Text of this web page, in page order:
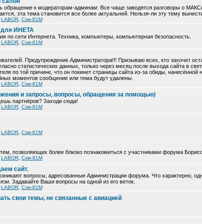
обращение к модераторам-админам: Все чаще заводятся разговоры о
эта тема становится все более актуальней. Нельзя-ли эту тему
LABOR Сэм-81М
для ИНЕТА
по сети Интернета. Техника, компьютеры, компьютерная безопасность.
LABOR Сэм-81М
Предупреждение Администратора!!! Призываю всех, кто захочет
статистических данных, только через месяц после выхода сайта в
по той причине, что он покинет страницы сайта из-за обиды,
моментов сообщение или тема будут удалены.
LABOR Сэм-81М
и запросы, вопросы, обращения за помощью)
партнёров? Заходи сюда!
LABOR Сэм-81М
LABOR Сэм-81М
позволяющих более близко познакомиться с участниками форума
LABOR Сэм-81М
сайт.
вопросы, адресованные Администрации форума. Что характерно,
Задавайте Ваши вопросы на одной из его веток.
LABOR Сэм-81М
свои темы, не связанные с авиацией